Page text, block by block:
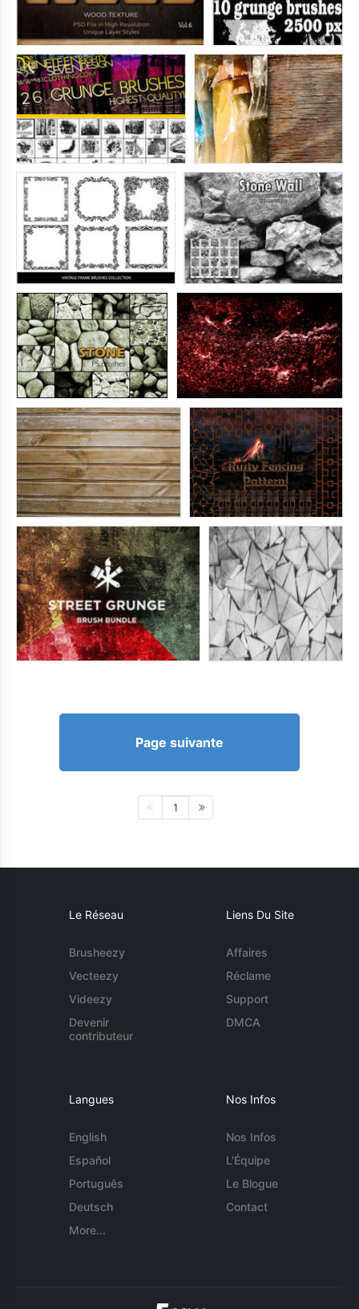
Page suivante
1
Le Réseau
Brusheezy
Vecteezy
Videezy
Devenir
contributeur
Liens Du Site
Affaires
Réclame
Support
DMCA
Langues
English
Español
Português
Deutsch
More...
Nos Infos
Nos Infos
L'Équipe
Le Blogue
Contact